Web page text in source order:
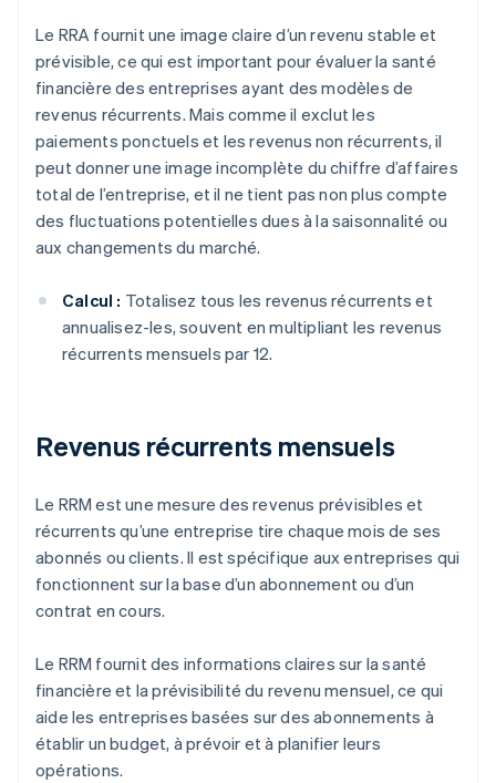
Le RRA fournit une image claire d’un revenu stable et
prévisible, ce qui est important pour évaluer la santé
financière des entreprises ayant des modèles de
revenus récurrents. Mais comme il exclut les
paiements ponctuels et les revenus non récurrents, il
peut donner une image incomplète du chiffre d’affaires
total de l’entreprise, et il ne tient pas non plus compte
des fluctuations potentielles dues à la saisonnalité ou
aux changements du marché.
Calcul : Totalisez tous les revenus récurrents et
annualisez-les, souvent en multipliant les revenus
récurrents mensuels par 12.
Revenus récurrents mensuels
Le RRM est une mesure des revenus prévisibles et
récurrents qu’une entreprise tire chaque mois de ses
abonnés ou clients. Il est spécifique aux entreprises qui
fonctionnent sur la base d’un abonnement ou d’un
contrat en cours.
Le RRM fournit des informations claires sur la santé
financière et la prévisibilité du revenu mensuel, ce qui
aide les entreprises basées sur des abonnements à
établir un budget, à prévoir et à planifier leurs
opérations.